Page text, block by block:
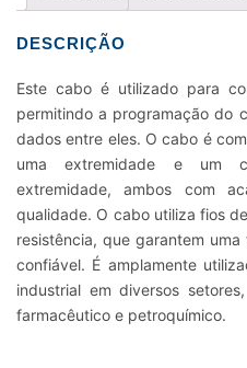
DESCRIÇÃO
Este cabo é utilizado para
permitindo a programação do
dados entre eles. O cabo é
uma extremidade e um
extremidade, ambos com
qualidade. O cabo utiliza fios
resistência, que garantem
confiável. É amplamente
industrial em diversos
farmacêutico e petroquímico.